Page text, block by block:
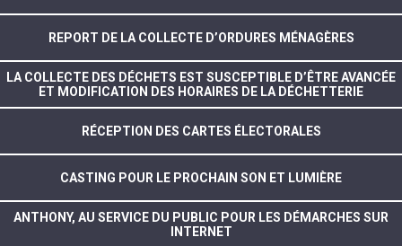
REPORT DE LA COLLECTE D’ORDURES MÉNAGÈRES
LA COLLECTE DES DÉCHETS EST SUSCEPTIBLE D’ÊTRE AVANCÉE
ET MODIFICATION DES HORAIRES DE LA DÉCHETTERIE
RÉCEPTION DES CARTES ÉLECTORALES
CASTING POUR LE PROCHAIN SON ET LUMIÈRE
ANTHONY, AU SERVICE DU PUBLIC POUR LES DÉMARCHES SUR
INTERNET